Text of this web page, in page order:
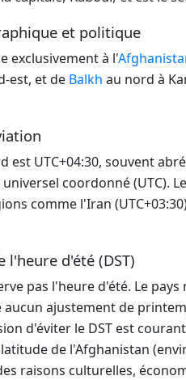
et politique
exclusivement à l'
est, et de Balkh au nord à
est UTC+04:30, souvent
coordonné (UTC).
comme l'Iran
d'été (DST)
pas l'heure d'été. Le
aucun ajustement de
d'éviter le DST est
de l'Afghanistan
raisons culturelles,